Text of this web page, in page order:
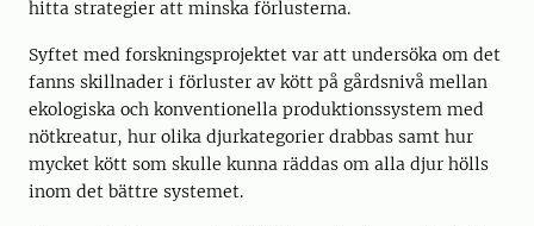
hitta strategier att minska förlusterna.
Syftet med forskningsprojektet var att undersöka om det
fanns skillnader i förluster av kött på gårdsnivå mellan
ekologiska och konventionella produktionssystem med
nötkreatur, hur olika djurkategorier drabbas samt hur
mycket kött som skulle kunna räddas om alla djur hölls
inom det bättre systemet.